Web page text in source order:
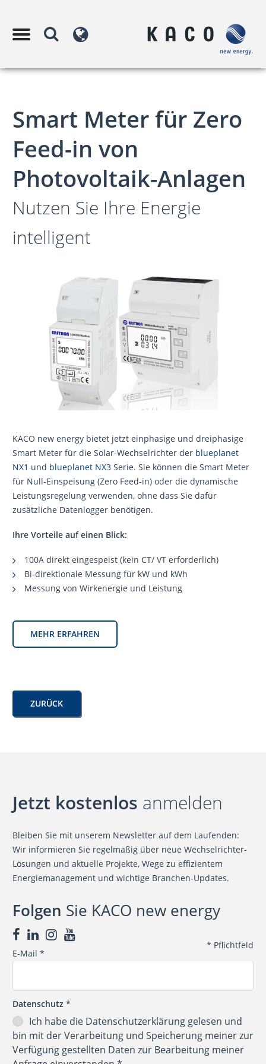
Smart Meter für Zero
Feed-in von
Photovoltaik-Anlagen
Nutzen Sie Ihre Energie
intelligent
KACO new energy bietet jetzt einphasige und dreiphasige
Smart Meter für die Solar-Wechselrichter der blueplanet
NX1 und blueplanet NX3 Serie. Sie können die Smart Meter
für Null-Einspeisung (Zero Feed-in) oder die dynamische
Leistungsregelung verwenden, ohne dass Sie dafür
zusätzliche Datenlogger benötigen.
Ihre Vorteile auf einen Blick:
100A direkt eingespeist (kein CT/ VT erforderlich)
Bi-direktionale Messung für kW und kWh
Messung von Wirkenergie und Leistung
MEHR ERFAHREN
ZURÜCK
Jetzt kostenlos anmelden
Bleiben Sie mit unserem Newsletter auf dem Laufenden:
Wir informieren Sie regelmäßig über neue Wechselrichter-
Lösungen und aktuelle Projekte, Wege zu effizientem
Energiemanagement und wichtige Branchen-Updates.
Folgen Sie KACO new energy
* Pflichtfeld
E-Mail *
Datenschutz *
Ich habe die Datenschutzerklärung gelesen und
bin mit der Verarbeitung und Speicherung meiner zur
Verfügung gestellten Daten zur Bearbeitung meiner